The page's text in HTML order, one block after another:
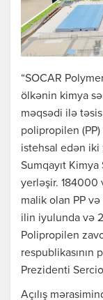
“SOCAR
ölkənin kimya
məqsədi ilə
polipropilen (PP)
istehsal edən iki
Sumqayıt Kimya
yerləşir. 184000
malik olan PP və
ilin iyulunda və
Polipropilen
Prezidenti
Açılış